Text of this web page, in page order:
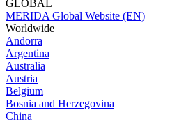
GLOBAL
MERIDA Global Website (EN)
Worldwide
Andorra
Argentina
Australia
Austria
Belgium
Bosnia and Herzegovina
China